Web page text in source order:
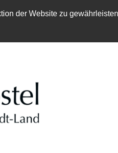
der Website zu